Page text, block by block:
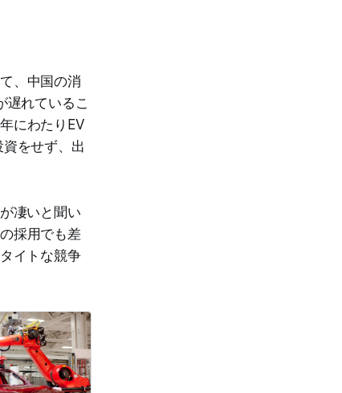
、中国の消
遅れているこ
にわたりEV
をせず、出
凄いと聞い
採用でも差
イトな競争